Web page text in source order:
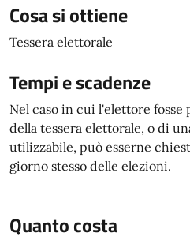
Cosa si ottiene
Tessera elettorale
Tempi e scadenze
Nel caso in cui l'elettore fosse
della tessera elettorale, o di
utilizzabile, può esserne
giorno stesso delle elezioni.
Quanto costa